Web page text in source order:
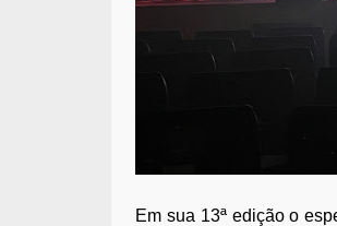
Em sua 13ª edição o